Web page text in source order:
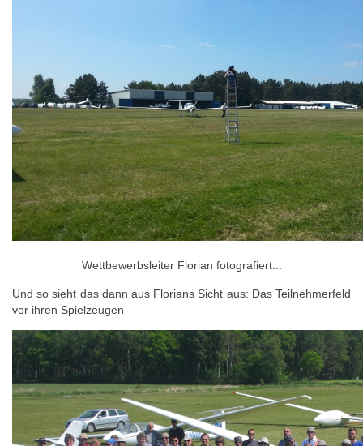
Wettbewerbsleiter Florian fotografiert...
Und so sieht das dann aus Florians Sicht aus: Das Teilnehmerfeld
vor ihren Spielzeugen